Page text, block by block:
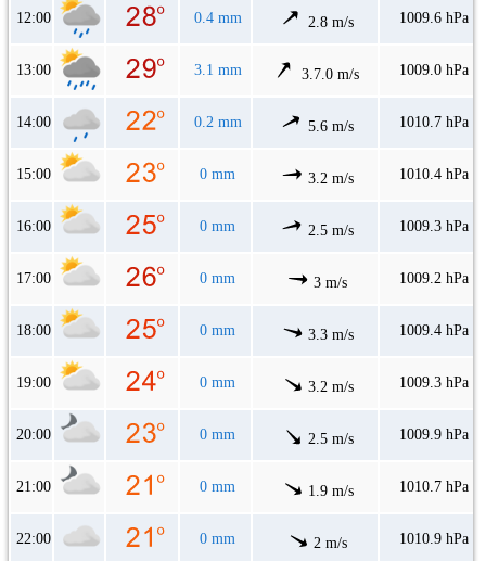
12:00 0.4 mm 2.8 m/s 1009.6 hPa
13:00 3.1 mm 3.7.0 m/s 1009.0 hPa
14:00 0.2 mm 5.6 m/s 1010.7 hPa
15:00 0 mm 3.2 m/s 1010.4 hPa
16:00 0 mm 2.5 m/s 1009.3 hPa
17:00 0 mm 3 m/s 1009.2 hPa
18:00 0 mm 3.3 m/s 1009.4 hPa
19:00 0 mm 3.2 m/s 1009.3 hPa
20:00 0 mm 2.5 m/s 1009.9 hPa
21:00 0 mm 1.9 m/s 1010.7 hPa
22:00 0 mm 2 m/s 1010.9 hPa